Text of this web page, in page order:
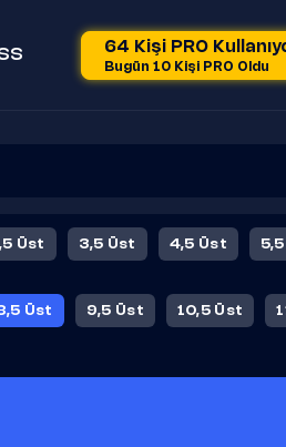
64 Kişi PRO
Bugün 10 Kişi PRO Oldu
Üst 3,5 Üst 4,5 Üst
Üst 9,5 Üst 10,5 Üst